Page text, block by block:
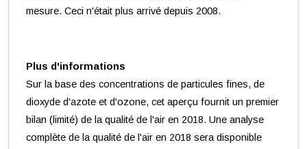
mesure. Ceci n'était plus arrivé depuis 2008.
Plus d'informations
Sur la base des concentrations de particules fines, de
dioxyde d'azote et d'ozone, cet aperçu fournit un premier
bilan (limité) de la qualité de l'air en 2018. Une analyse
complète de la qualité de l'air en 2018 sera disponible